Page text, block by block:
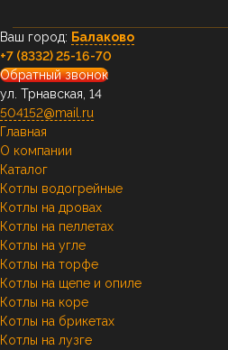
Ваш город: Балаково
+7 (8332) 25-16-70
Обратный звонок
ул. Трнавская, 14
504152@mail.ru
Главная
О компании
Каталог
Котлы водогрейные
Котлы на дровах
Котлы на пеллетах
Котлы на угле
Котлы на торфе
Котлы на щепе и опиле
Котлы на коре
Котлы на брикетах
Котлы на лузге